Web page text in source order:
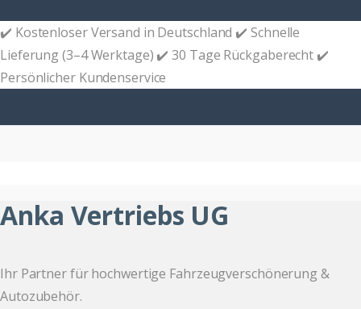
✔️ Kostenloser Versand in Deutschland ✔️ Schnelle
Lieferung (3–4 Werktage) ✔️ 30 Tage Rückgaberecht ✔️
Persönlicher Kundenservice
Anka Vertriebs UG
Ihr Partner für hochwertige Fahrzeugverschönerung &
Autozubehör.